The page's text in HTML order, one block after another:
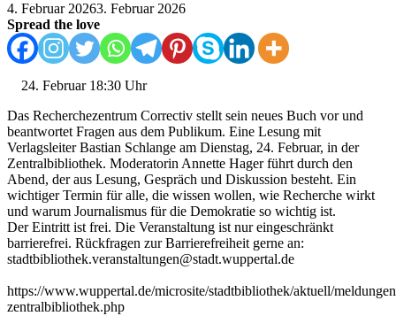
4. Februar 20263. Februar 2026
Spread the love
Februar 18:30 Uhr
Das Recherchezentrum Correctiv stellt sein neues Buch vor und
beantwortet Fragen aus dem Publikum. Eine Lesung mit
Verlagsleiter Bastian Schlange am Dienstag, 24. Februar, in der
Zentralbibliothek. Moderatorin Annette Hager führt durch den
Abend, der aus Lesung, Gespräch und Diskussion besteht. Ein
wichtiger Termin für alle, die wissen wollen, wie Recherche wirkt
und warum Journalismus für die Demokratie so wichtig ist.
Der Eintritt ist frei. Die Veranstaltung ist nur eingeschränkt
barrierefrei. Rückfragen zur Barrierefreiheit gerne an:
stadtbibliothek.veranstaltungen@stadt.wuppertal.de
https://www.wuppertal.de/microsite/stadtbibliothek/aktuell/
zentralbibliothek.php